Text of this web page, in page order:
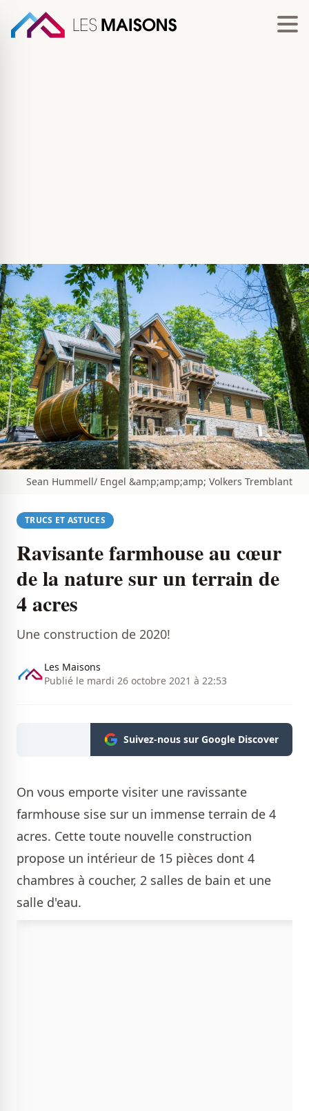
Sean Hummell/ Engel &amp;amp;amp; Volkers Tremblant
TRUCS ET ASTUCES
Ravisante farmhouse au cœur
de la nature sur un terrain de
4 acres
Une construction de 2020!
Les Maisons
Publié le mardi 26 octobre 2021 à 22:53
Suivez-nous sur Google Discover
On vous emporte visiter une ravissante
farmhouse sise sur un immense terrain de 4
acres. Cette toute nouvelle construction
propose un intérieur de 15 pièces dont 4
chambres à coucher, 2 salles de bain et une
salle d'eau.